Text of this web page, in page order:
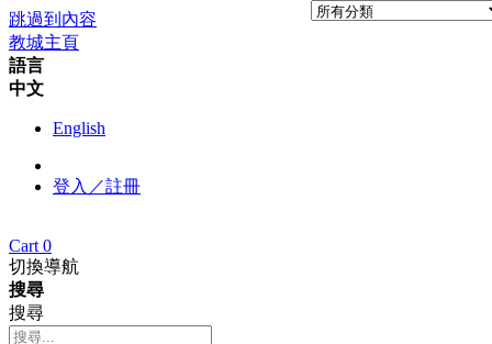
跳過到內容
教城主頁
語言
中文
English
登入／註冊
Cart 0
切換導航
搜尋
搜尋